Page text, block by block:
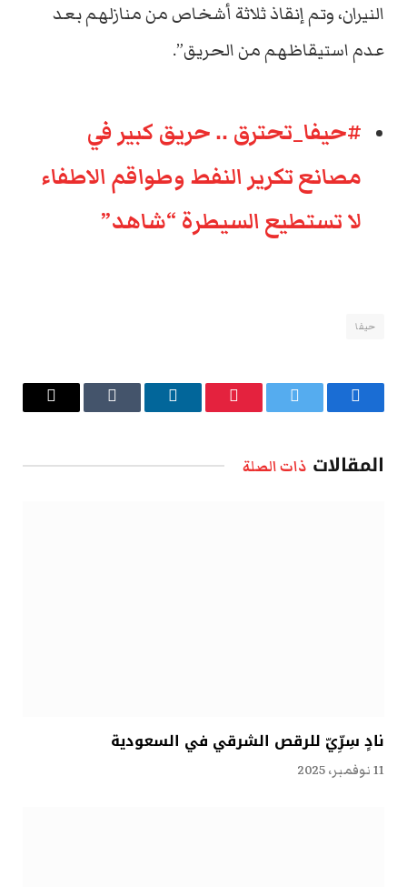
النيران، وتم إنقاذ ثلاثة أشخاص من منازلهم بعد
عدم استيقاظهم من الحريق”.
#حيفا_تحترق .. حريق كبير في
مصانع تكرير النفط وطواقم الاطفاء
لا تستطيع السيطرة “شاهد”
حيفا
فيسبوك تويتر بينتيريستلينكدإن Tumblr
البريد
المقالات ذات الصلة
نادٍ سِرِّيّ للرقص الشرقي في السعودية
11 نوفمبر، 2025